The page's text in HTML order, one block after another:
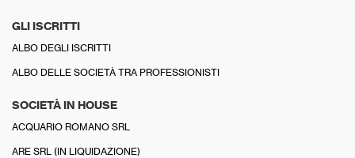
GLI ISCRITTI
ALBO DEGLI ISCRITTI
ALBO DELLE SOCIETÀ TRA PROFESSIONISTI
SOCIETÀ IN HOUSE
ACQUARIO ROMANO SRL
ARE SRL (IN LIQUIDAZIONE)